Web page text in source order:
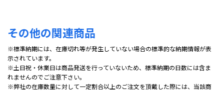
その他の関連商品
※標準納期には、在庫切れ等が発生していない場合の標準的な納期情報が表
示されています。
※土日祝・休業日は商品発送を行っていないため、標準納期の日数には含ま
れませんのでご注意下さい。
※弊社の在庫数量に対して一定割合以上のご注文を頂戴した際には、当該商